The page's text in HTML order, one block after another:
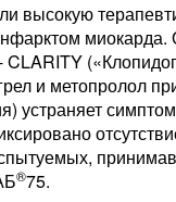
высокую
и метопролол
устраняет
®75.